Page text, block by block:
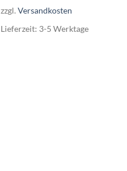
zzgl. Versandkosten
Lieferzeit: 3-5 Werktage